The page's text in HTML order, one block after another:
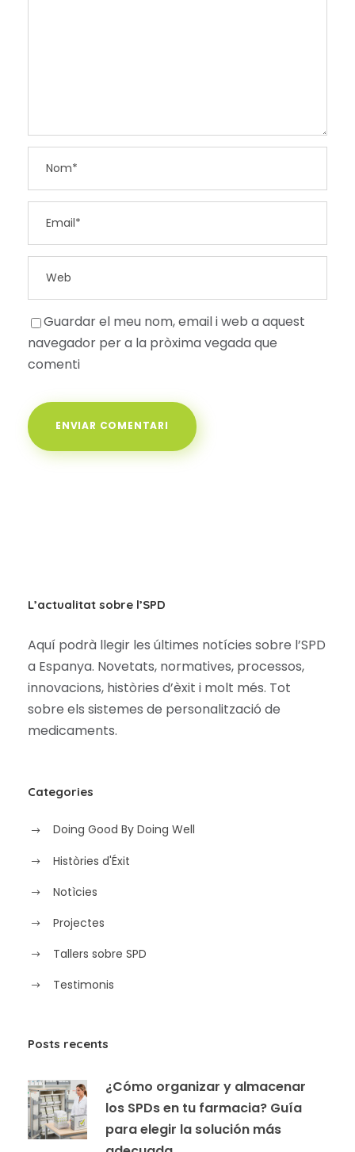
Guardar el meu nom, email i web a aquest
navegador per a la pròxima vegada que
comenti
L’actualitat sobre l’SPD
Aquí podrà llegir les últimes notícies sobre l’SPD
a Espanya. Novetats, normatives, processos,
innovacions, històries d’èxit i molt més. Tot
sobre els sistemes de personalització de
medicaments.
Categories
Doing Good By Doing Well
Històries d'Éxit
Notìcies
Projectes
Tallers sobre SPD
Testimonis
Posts recents
¿Cómo organizar y almacenar
los SPDs en tu farmacia? Guía
para elegir la solución más